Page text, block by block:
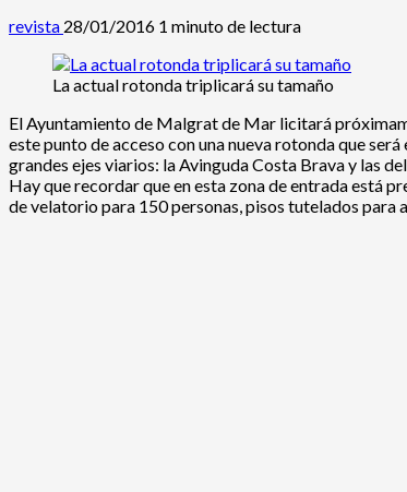
revista 28/01/2016 1 minuto de lectura
La actual rotonda triplicará su tamaño
El Ayuntamiento de Malgrat de Mar licitará
este punto de acceso con una nueva rotonda que
grandes ejes viarios: la Avinguda Costa Brava y las
Hay que recordar que en esta zona de entrada está
de velatorio para 150 personas, pisos tutelados para